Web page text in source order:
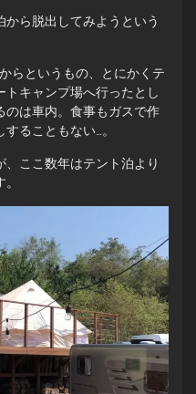
ら脱出してみようという
らというもの、とにかくテ
トキャンプ場へ行ったとし
のは車内。食事もガスで作
ることもない…。
ここ数年はテント泊より